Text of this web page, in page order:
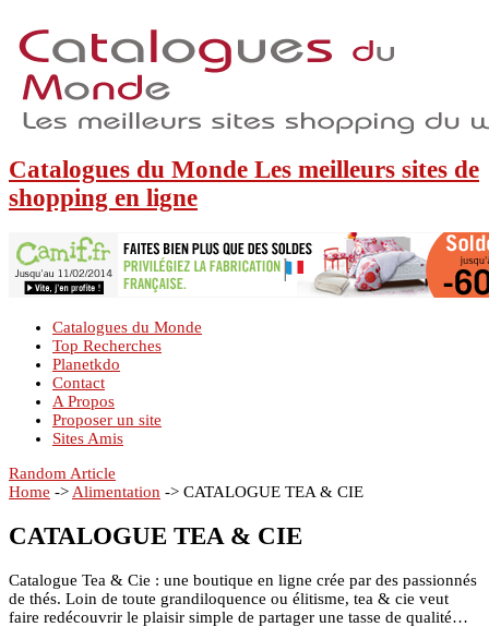
Catalogues du Monde Les meilleurs sites de
shopping en ligne
Catalogues du Monde
Top Recherches
Planetkdo
Contact
A Propos
Proposer un site
Sites Amis
Random Article
Home ->Alimentation -> CATALOGUE TEA & CIE
CATALOGUE TEA & CIE
Catalogue Tea & Cie : une boutique en ligne crée par des passionnés
de thés. Loin de toute grandiloquence ou élitisme, tea & cie veut
faire redécouvrir le plaisir simple de partager une tasse de qualité…